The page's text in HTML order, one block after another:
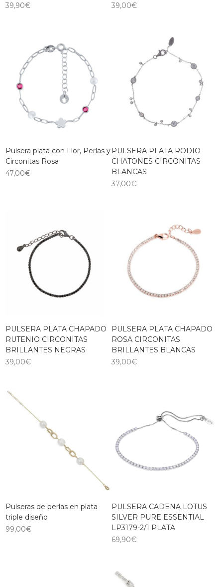
39,90€
39,00€
Pulsera plata con Flor, Perlas y
Circonitas Rosa
47,00€
PULSERA PLATA RODIO
CHATONES CIRCONITAS
BLANCAS
37,00€
PULSERA PLATA CHAPADO
RUTENIO CIRCONITAS
BRILLANTES NEGRAS
39,00€
PULSERA PLATA CHAPADO
ROSA CIRCONITAS
BRILLANTES BLANCAS
39,00€
Pulseras de perlas en plata
triple diseño
99,00€
PULSERA CADENA LOTUS
SILVER PURE ESSENTIAL
LP3179-2/1 PLATA
69,90€